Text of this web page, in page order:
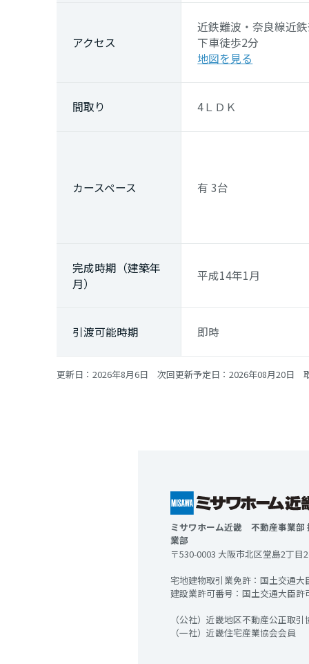
アクセス
近鉄難波・奈良線近
下車徒歩2分
地図を見る
間取り 4ＬＤＫ
カースペース 有 3台
完成時期（建築年
月）
平成14年1月
引渡可能時期 即時
更新日：2026年8月6日 次回更新予定日：2026年08月20日
ミサワホーム近畿 不動産事業
業部
〒530-0003 大阪市北区堂島2丁目
宅地建物取引業免許：国土交通大
建設業許可番号：国土交通大臣許
（公社）近畿地区不動産公正取
（一社）近畿住宅産業協会会員